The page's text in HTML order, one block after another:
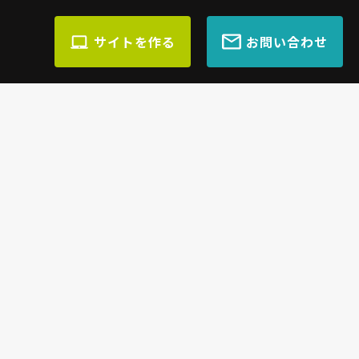
サイトを作る お問い合わせ